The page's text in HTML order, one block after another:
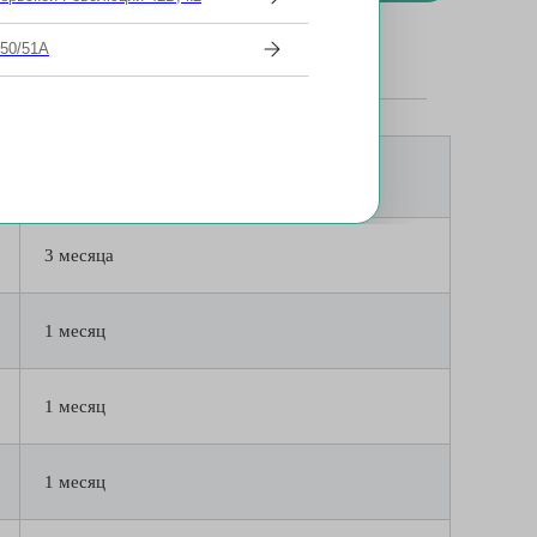
и обследование
3 месяца
1 месяц
1 месяц
1 месяц
51А